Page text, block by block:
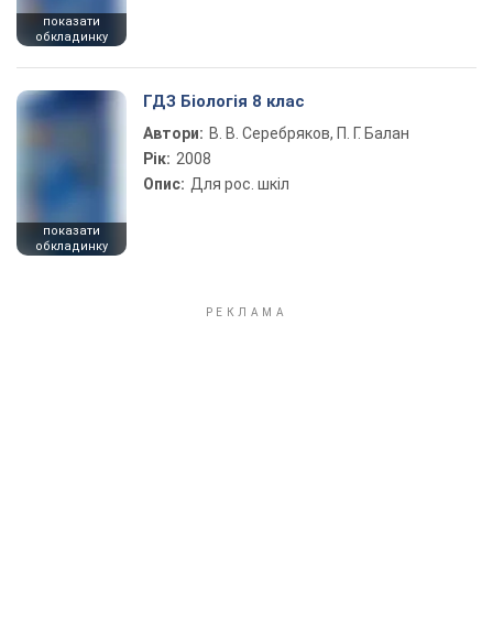
показати
обкладинку
показати
обкладинку
ГДЗ Біологія 8 клас
Автори: В. В. Серебряков, П. Г. Балан
Рік: 2008
Опис: Для рос. шкіл